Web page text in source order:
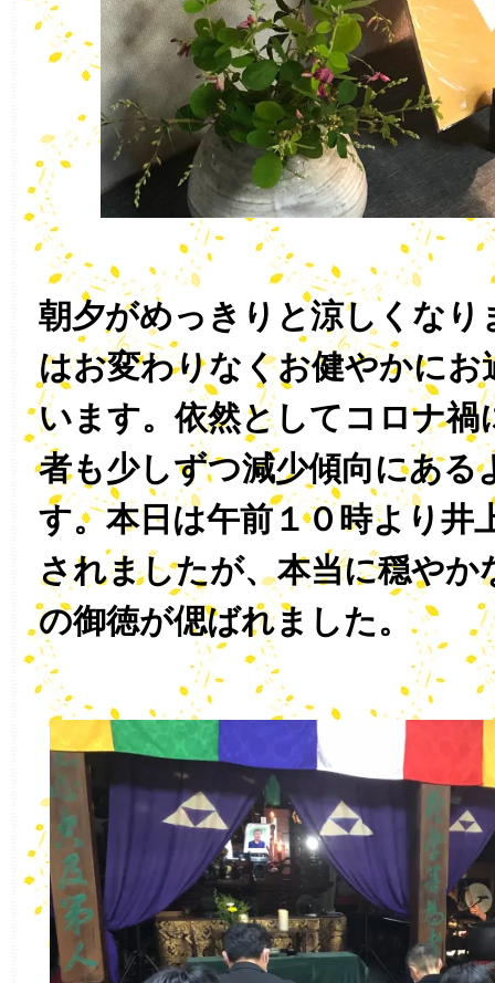
朝夕がめっきりと涼しくなり
はお変わりなくお健やかにお
います。依然としてコロナ禍
者も少しずつ減少傾向にある
す。本日は午前１０時より井
されましたが、本当に穏やか
の御徳が偲ばれました。